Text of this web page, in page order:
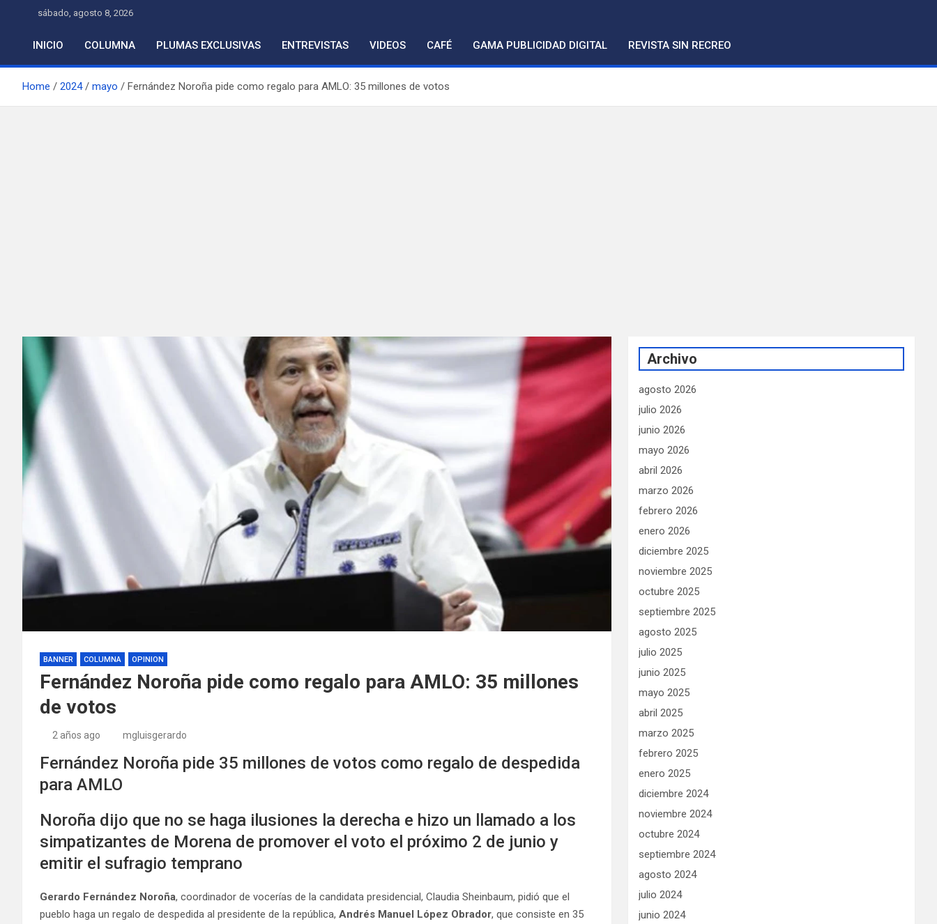
content
sábado, agosto 8, 2026
INICIO COLUMNA PLUMAS EXCLUSIVAS ENTREVISTAS VIDEOS CAFÉ GAMA PUBLICIDAD DIGITAL REVISTA SIN RECREO
Home 2024 mayo Fernández Noroña pide como regalo para AMLO: 35 millones de votos
BANNER COLUMNA OPINION
Fernández Noroña pide como regalo para AMLO: 35 millones
de votos
2 años ago mgluisgerardo
Fernández Noroña pide 35 millones de votos como regalo de despedida
para AMLO
Noroña dijo que no se haga ilusiones la derecha e hizo un llamado a los
simpatizantes de Morena de promover el voto el próximo 2 de junio y
emitir el sufragio temprano
Gerardo Fernández Noroña, coordinador de vocerías de la candidata presidencial, Claudia Sheinbaum, pidió que el
pueblo haga un regalo de despedida al presidente de la república, Andrés Manuel López Obrador, que consiste en 35
Archivo
agosto 2026
julio 2026
junio 2026
mayo 2026
abril 2026
marzo 2026
febrero 2026
enero 2026
diciembre 2025
noviembre 2025
octubre 2025
septiembre 2025
agosto 2025
julio 2025
junio 2025
mayo 2025
abril 2025
marzo 2025
febrero 2025
enero 2025
diciembre 2024
noviembre 2024
octubre 2024
septiembre 2024
agosto 2024
julio 2024
junio 2024